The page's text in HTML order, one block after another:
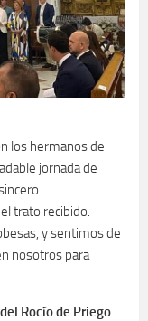
los hermanos de
jornada de
trato recibido.
y sentimos de
nosotros para
Rocío de Priego